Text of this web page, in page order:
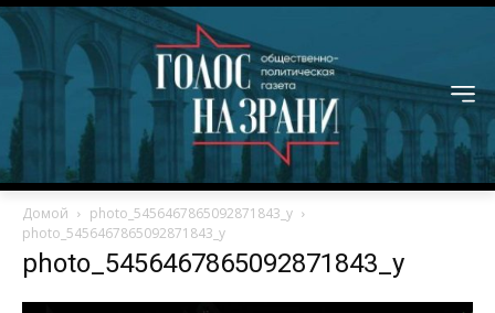
Домой
photo_5456467865092871843_y
photo_5456467865092871843_y
photo_5456467865092871843_y